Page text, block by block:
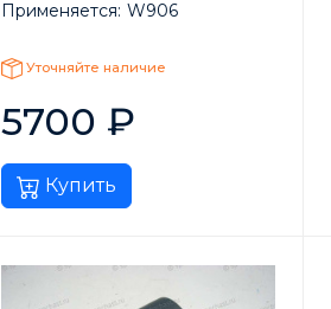
Применяется: W906
Уточняйте наличие
5700 ₽
Купить